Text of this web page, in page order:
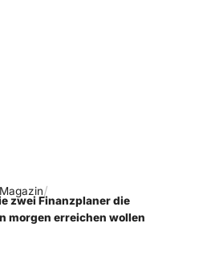
zwei Finanzplaner die
morgen erreichen wollen